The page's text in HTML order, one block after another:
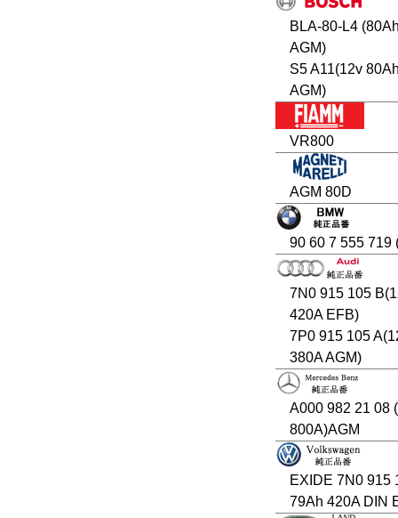
BLA-80-L4
AGM)
S5 A11(12v
AGM)
VR800
AGM 80D
90 60 7 555 719
7N0 915 105
420A EFB)
7P0 915 105
380A AGM)
A000 982 21 08
800A)AGM
EXIDE 7N0 915
79Ah 420A DIN